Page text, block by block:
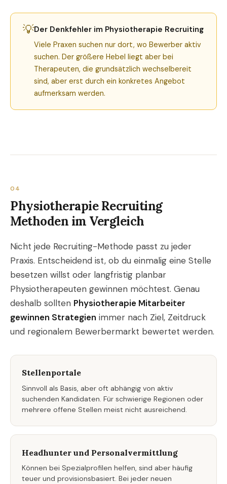
💡Der Denkfehler im Physiotherapie Recruiting
Viele Praxen suchen nur dort, wo Bewerber aktiv
suchen. Der größere Hebel liegt aber bei
Therapeuten, die grundsätzlich wechselbereit
sind, aber erst durch ein konkretes Angebot
aufmerksam werden.
04
Physiotherapie Recruiting
Methoden im Vergleich
Nicht jede Recruiting-Methode passt zu jeder
Praxis. Entscheidend ist, ob du einmalig eine Stelle
besetzen willst oder langfristig planbar
Physiotherapeuten gewinnen möchtest. Genau
deshalb sollten Physiotherapie Mitarbeiter
gewinnen Strategien immer nach Ziel, Zeitdruck
und regionalem Bewerbermarkt bewertet werden.
Stellenportale
Sinnvoll als Basis, aber oft abhängig von aktiv
suchenden Kandidaten. Für schwierige Regionen oder
mehrere offene Stellen meist nicht ausreichend.
Headhunter und Personalvermittlung
Können bei Spezialprofilen helfen, sind aber häufig
teuer und provisionsbasiert. Bei jeder neuen